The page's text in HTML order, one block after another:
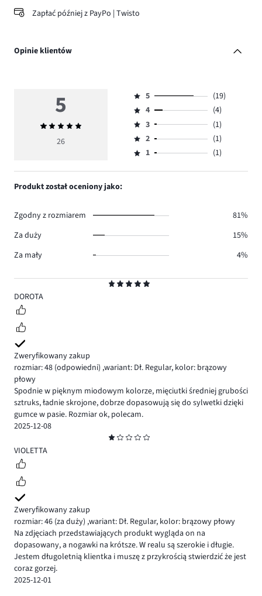
Zapłać później z PayPo | Twisto
Opinie klientów
5
DOROTA
Zweryfikowany zakup
rozmiar: 48 (odpowiedni) ,wariant: Dł. Regular, kolor: brązowy
płowy
Spodnie w pięknym miodowym kolorze, mięciutki średniej grubości
sztruks, ładnie skrojone, dobrze dopasowują się do sylwetki dzięki
gumce w pasie. Rozmiar ok, polecam.
2025-12-08
1
VIOLETTA
Zweryfikowany zakup
rozmiar: 46 (za duży) ,wariant: Dł. Regular, kolor: brązowy płowy
Na zdjęciach przedstawiających produkt wygląda on na
dopasowany, a nogawki na krótsze. W realu są szerokie i długie.
Jestem długoletnią klientka i muszę z przykrością stwierdzić że jest
coraz gorzej.
2025-12-01
5
Średnia
ocena
26
Ocena
5,
ilość
głosów
19.
5
(19)
Ocena
4,
ilość
głosów
4
(4)
Ocena
3,
ilość
3
(1)
Ocena
2,
2
(1)
Ocena
1,
1 (1)
Produkt został oceniony jako:
Zgodny z rozmiarem
81%
Za duży
15%
Za mały
4%